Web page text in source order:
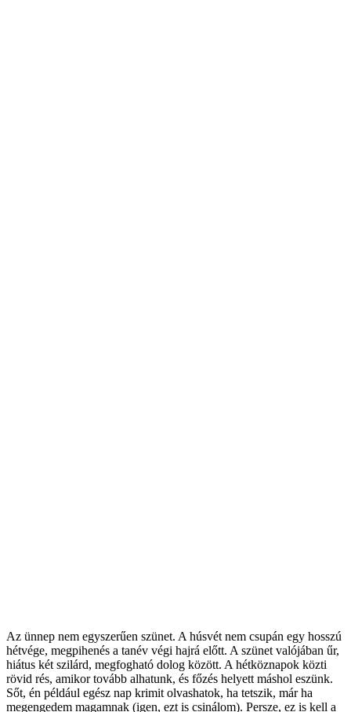
Az ünnep nem egyszerűen szünet. A húsvét nem csupán egy hosszú
hétvége, megpihenés a tanév végi hajrá előtt. A szünet valójában űr,
hiátus két szilárd, megfogható dolog között. A hétköznapok közti
rövid rés, amikor tovább alhatunk, és főzés helyett máshol eszünk.
Sőt, én például egész nap krimit olvashatok, ha tetszik, már ha
megengedem magamnak (igen, ezt is csinálom). Persze, ez is kell a